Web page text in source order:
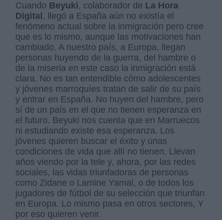
Cuando Beyuki, colaborador de La Hora
Digital , llegó a España aún no existía el
fenómeno actual sobre la inmigración pero cree
que es lo mismo, aunque las motivaciones han
cambiado. A nuestro país, a Europa, llegan
personas huyendo de la guerra, del hambre o
de la miseria en este caso la inmigración está
clara. No es tan entendible cómo adolescentes
y jóvenes marroquíes tratan de salir de su país
y entrar en España. No huyen del hambre, pero
sí de un país en el que no tienen esperanza en
el futuro. Beyuki nos cuenta que en Marruecos
ni estudiando existe esa esperanza. Los
jóvenes quieren buscar el éxito y unas
condiciones de vida que allí no tienen. Llevan
años viendo por la tele y, ahora, por las redes
sociales, las vidas triunfadoras de personas
como Zidane o Lamine Yamal, o de todos los
jugadores de fútbol de su selección que triunfan
en Europa. Lo mismo pasa en otros sectores, Y
por eso quieren venir.